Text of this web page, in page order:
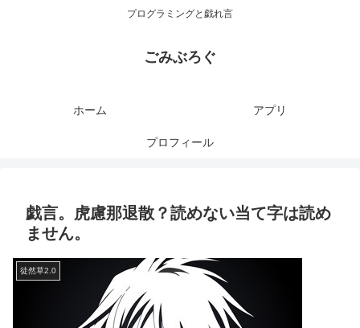
プログラミングと戯れ言
ごみぶろぐ
ホーム アプリ
プロフィール
戯言。虎慮那退散？読めない当て字は読め
ません。
徒然草2.0